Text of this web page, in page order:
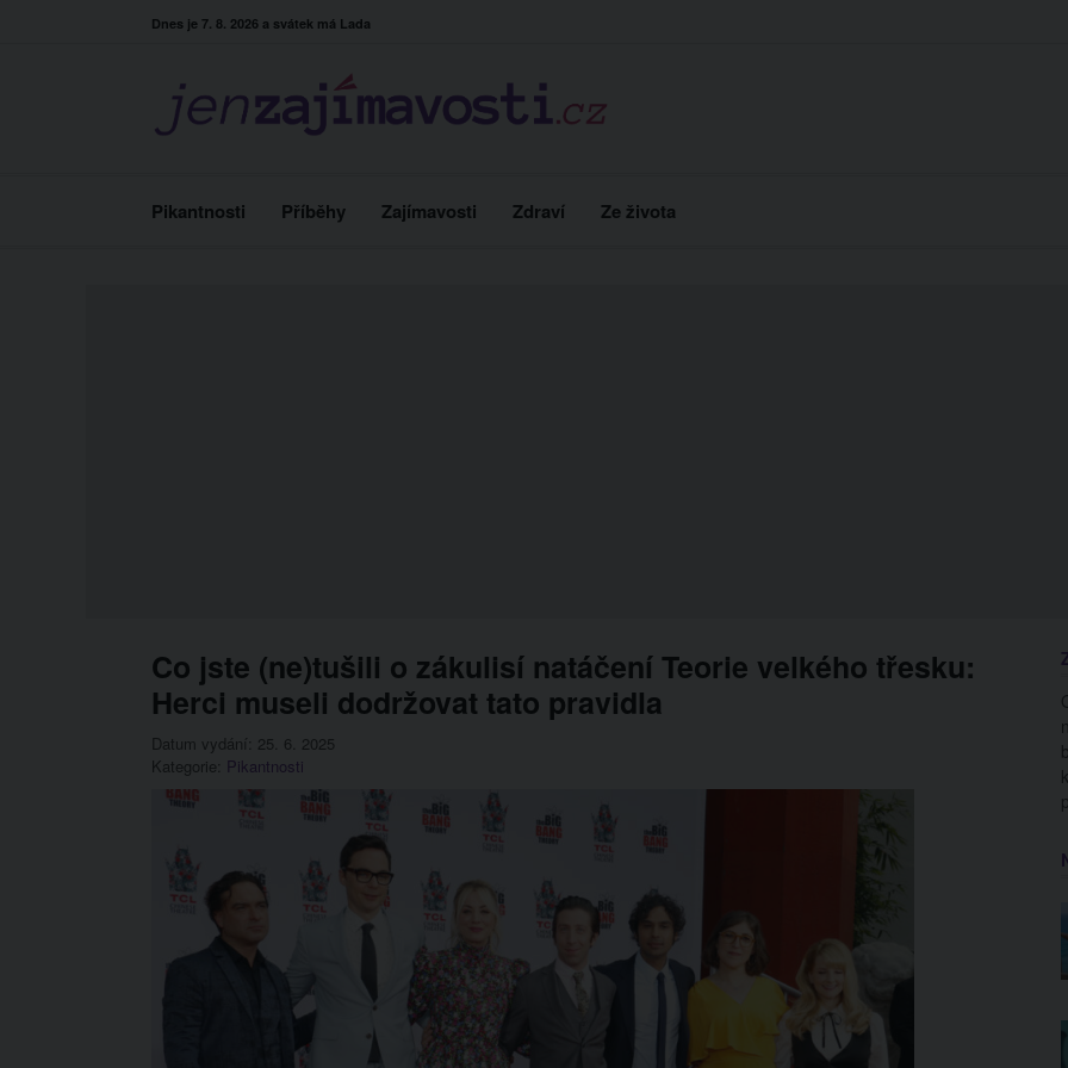
Dnes je 7. 8. 2026 a svátek má Lada
Pikantnosti Příběhy Zajímavosti Zdraví Ze života
Co jste (ne)tušili o zákulisí natáčení Teorie velkého třesku:
Herci museli dodržovat tato pravidla
Datum vydání: 25. 6. 2025
Kategorie: Pikantnosti